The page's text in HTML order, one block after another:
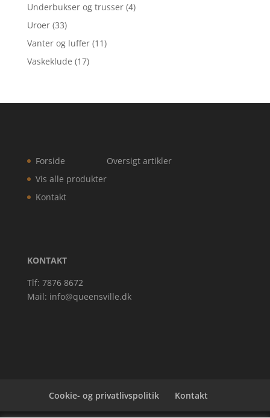
Underbukser og trusser (4)
Uroer (33)
Vanter og luffer (11)
Vaskeklude (17)
Forside
Vis alle produkter
Kontakt
Oversigt artikler
KONTAKT
Tlf: 7876 8672
Mail: info@queensville.dk
Cookie- og privatlivspolitik Kontakt